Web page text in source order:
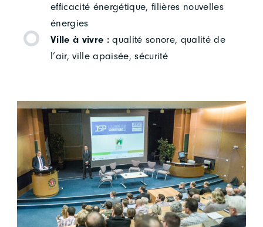
efficacité énergétique, filières nouvelles
énergies
Ville à vivre : qualité sonore, qualité de
l’air, ville apaisée, sécurité